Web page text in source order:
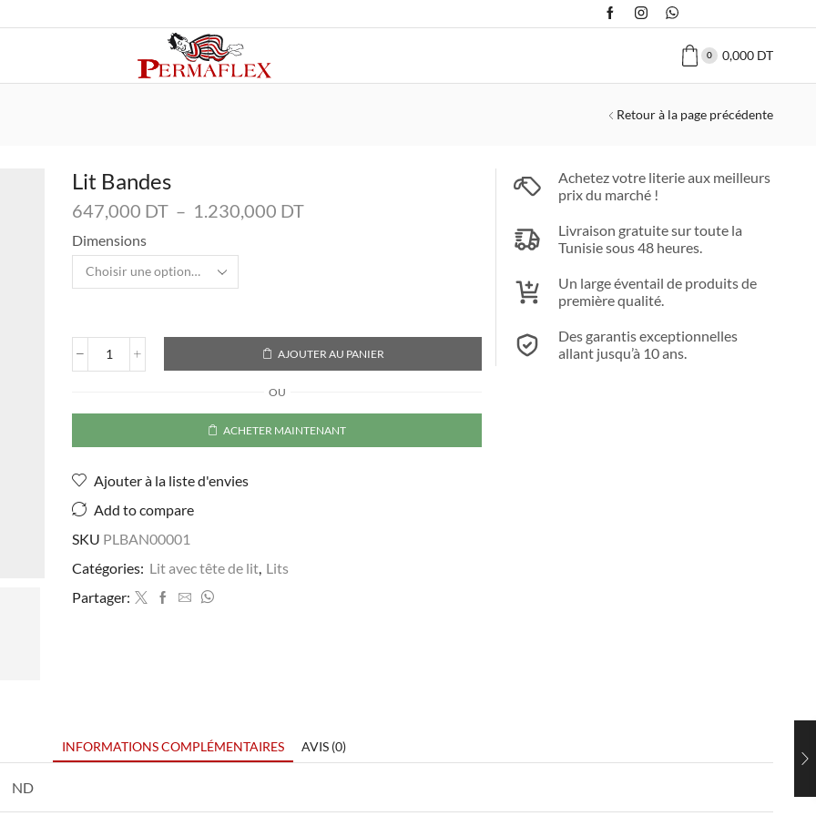
0 0,000 DT
Retour à la page précédente
Lit Bandes
647,000 DT – 1.230,000 DTPlage
Dimensions
quantité
Bandes
AJOUTER AU PANIER
OU
ACHETER MAINTENANT
Ajouter à la liste d'envies
Add to compare
SKU PLBAN00001
Catégories: Lit avec tête de lit, Lits
Partager:
Achetez votre literie aux meilleurs
prix du marché !
Livraison gratuite sur toute la
Tunisie sous 48 heures.
Un large éventail de produits de
première qualité.
Des garantis exceptionnelles
allant jusqu’à 10 ans.
INFORMATIONS COMPLÉMENTAIRES AVIS (0)
ND